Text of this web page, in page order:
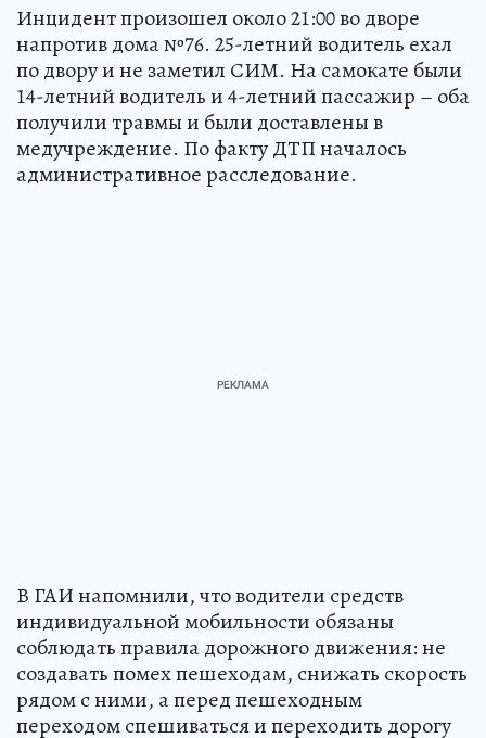
Инцидент произошел около 21:00 во дворе
напротив дома №76. 25-летний водитель ехал
по двору и не заметил СИМ. На самокате были
14-летний водитель и 4-летний пассажир – оба
получили травмы и были доставлены в
медучреждение. По факту ДТП началось
административное расследование.
В ГАИ напомнили, что водители средств
индивидуальной мобильности обязаны
соблюдать правила дорожного движения: не
создавать помех пешеходам, снижать скорость
рядом с ними, а перед пешеходным
переходом спешиваться и переходить дорогу